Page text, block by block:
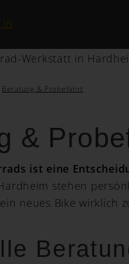
Beratung & Probefahrt
&
ist eine
stehen
neues Bike wirklich